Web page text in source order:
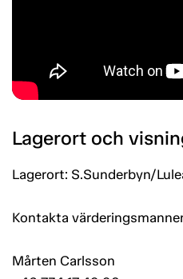
Lagerort och
Lagerort: S.Sunderbyn/
Kontakta
Mårten Carlsson